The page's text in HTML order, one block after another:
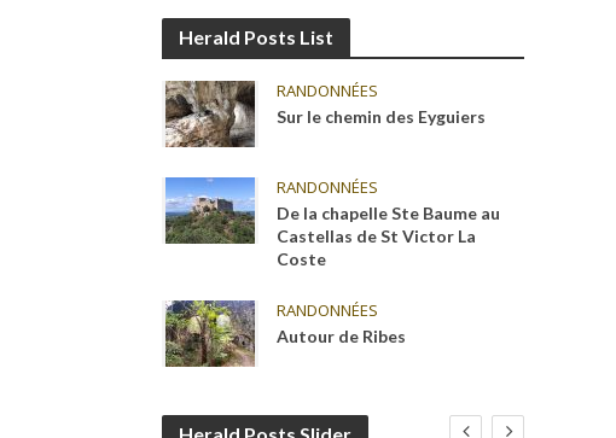
Herald Posts List
RANDONNÉES
Sur le chemin des Eyguiers
RANDONNÉES
De la chapelle Ste Baume au
Castellas de St Victor La
Coste
RANDONNÉES
Autour de Ribes
Herald Posts Slider